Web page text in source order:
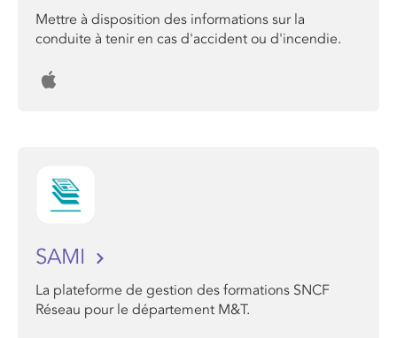
Mettre à disposition des informations sur la
conduite à tenir en cas d'accident ou d'incendie.
SAMI
La plateforme de gestion des formations SNCF
Réseau pour le département M&T.